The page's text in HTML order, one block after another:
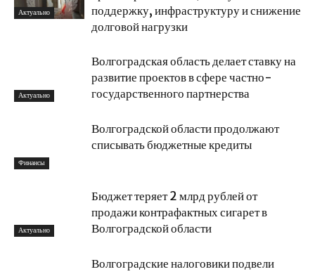
Актуально
поддержку, инфраструктуру и снижение
долговой нагрузки
Актуально
Волгоградская область делает ставку на
развитие проектов в сфере частно-
государственного партнерства
Финансы
Волгоградской области продолжают
списывать бюджетные кредиты
Актуально
Бюджет теряет 2 млрд рублей от
продажи контрафактных сигарет в
Волгоградской области
Волгоградские налоговики подвели